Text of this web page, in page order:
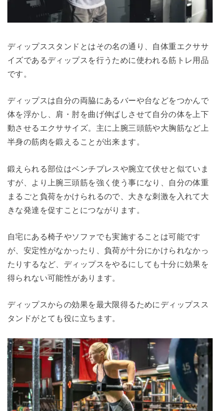
ディップススタンドとはその名の通り、自体重エクササ
イズであるディップスを行うために使われる筋トレ用品
です。
ディップスは自分の両脇にあるバーや台などをつかんで
体を浮かし、肩・肘を曲げ伸ばしさせて自分の体を上下
動させるエクササイズ。主に上腕三頭筋や大胸筋など上
半身の筋肉を鍛えることが出来ます。
鍛えられる部位はベンチプレスや腕立て伏せと似ていま
すが、より上腕三頭筋を強く使う事になり、自分の体重
まるごと負荷をかけられるので、大きな刺激を入れて大
きな発達を促すことにつながります。
自宅にある椅子やソファでも実施することは可能です
が、安定性がなかったり、負荷が十分にかけられなかっ
たりするなど、ディップスをやるにしても十分に効果を
得られない可能性があります。
ディップスからの効果を最大限得るためにディップスス
タンドがとても役に立ちます。